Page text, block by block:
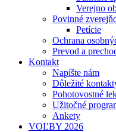
Verejno
Povinné
Petície
Ochrana
Prevod a
Kontakt
Napíšte nám
Dôležité
Pohotovostné
Užitočné
Ankety
VOĽBY 2026